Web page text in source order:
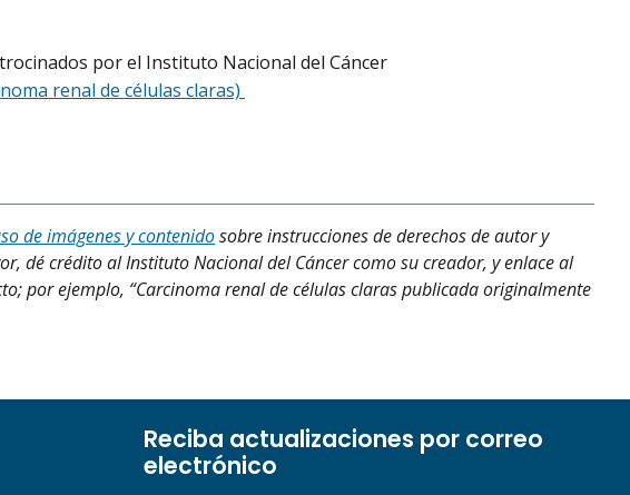
por el Instituto Nacional del Cáncer
renal de células claras)
de imágenes y contenidosobre instrucciones de derechos de autor y
dé crédito al Instituto Nacional del Cáncer como su creador, y enlace al
por ejemplo, “Carcinoma renal de células claras publicada originalmente
Reciba actualizaciones por correo
electrónico